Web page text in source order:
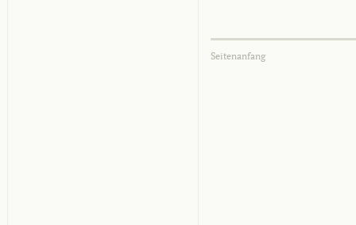
Seitenanfang